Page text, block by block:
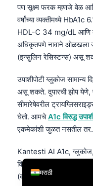
पण सूक्ष्म फरक म्हणजे वेळ
वर्षांच्या व्यक्तीमध्ये
HDL-C 34 mg/dL आणि
अधिकृतपणे नावाने ओळखला
(इन्सुलिन रेसिस्टन्स) असू
उपाशीपोटी ग्लुकोज
असू शकते. दुपारची झोप येणे,
सीमारेषेवरील
घेतो. आमचेA1c विरुद्ध
एकमेकांशी जुळत नसतील तर.
Kantesti AI A1c,
क्रिएटिनिन आणि औषधांचा
(कार्डिओमेटाबॉलिक)
मराठी
English
العربية
Français
עִבְרִית
Italiano
Español
Português
Ελληνικά
Türkçe